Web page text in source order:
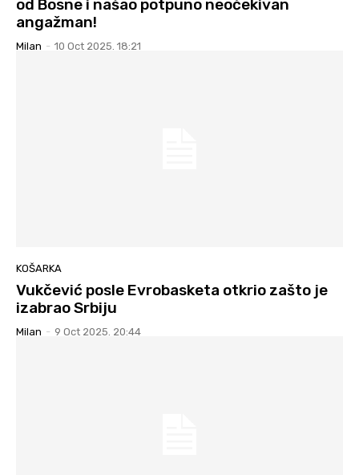
od Bosne i našao potpuno neočekivan
angažman!
Milan - 10 Oct 2025. 18:21
KOŠARKA
Vukčević posle Evrobasketa otkrio zašto je
izabrao Srbiju
Milan - 9 Oct 2025. 20:44